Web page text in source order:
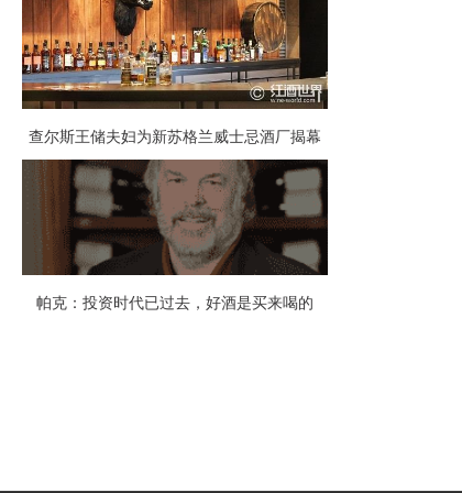
查尔斯王储夫妇为新苏格兰威士忌酒厂揭幕
帕克：投资时代已过去，好酒是买来喝的